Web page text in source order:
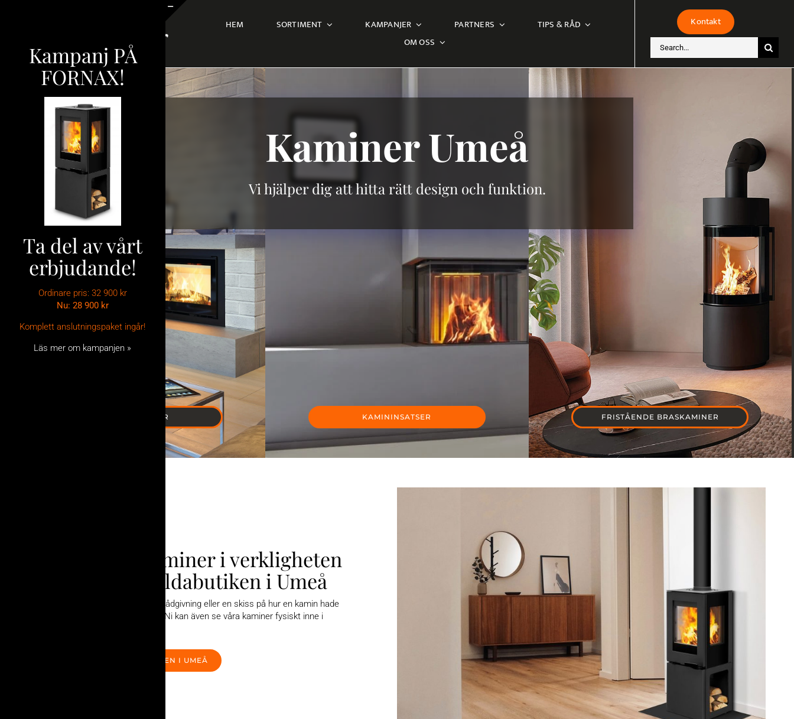
HEM SORTIMENT KAMPANJER PARTNERS
TIPS & RÅD
OM OSS
Kontakt
Sök
KaminerUmeå
Vi hjälper dig att hitta rätt design och funktion.
BRASKASSETTER KAMININSATSER FRISTÅENDE BRASKAMINER
Se våra kaminer i verkligheten
inne hos Eldabutiken i Umeå
Kontakta oss gärna för rådgivning eller en skiss på hur en kamin hade
sett ut hemma hos dig. Ni kan även se våra kaminer fysiskt inne i
BESÖK ELDABUTIKEN I UMEÅ
glidfält
Kampanj PÅ
FORNAX!
Ta del av vårt
erbjudande!
Ordinare pris: 32 900 kr
Nu: 28 900 kr
Komplett anslutningspaket ingår!
Läs mer om kampanjen »